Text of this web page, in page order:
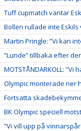
Tuff cupmatch väntar
Bollen rullade inte Eskils
Martin Pringle: ”Vi kan
”Lunde” tillbaka efter
MOTSTÅNDARKOLL:
Olympic monterade ner
Fortsatta
BK Olympic speciell
”Vi vill upp på